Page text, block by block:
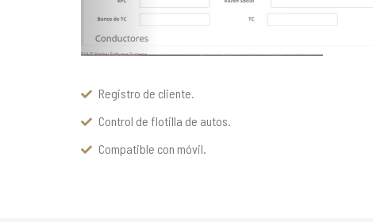
Registro de cliente.
Control de flotilla de autos.
Compatible con móvil.